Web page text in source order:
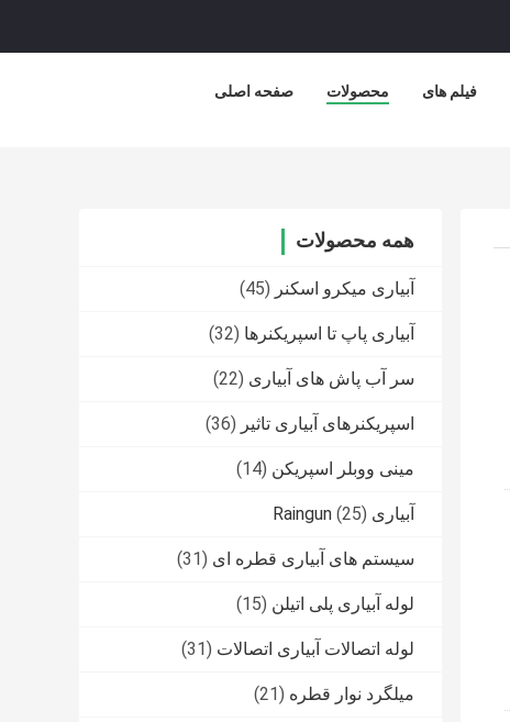
صفحه اصلی محصولات فیلم های
همه محصولات
آبیاری میکرو اسکنر (45)
آبیاری پاپ تا اسپریکنرها (32)
سر آب پاش های آبیاری (22)
اسپریکنرهای آبیاری تاثیر (36)
مینی ووبلر اسپریکن (14)
آبیاری Raingun (25)
سیستم های آبیاری قطره ای (31)
لوله آبیاری پلی اتیلن (15)
لوله اتصالات آبیاری اتصالات (31)
میلگرد نوار قطره (21)